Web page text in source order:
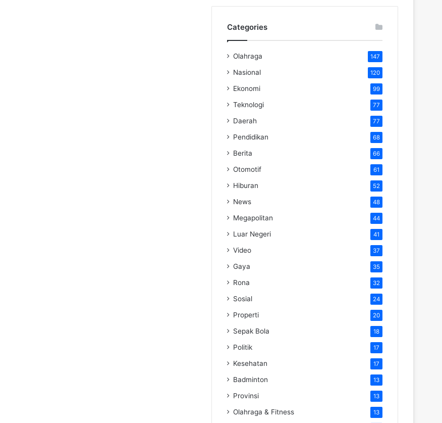
Categories
Olahraga 147
Nasional 120
Ekonomi 99
Teknologi 77
Daerah 77
Pendidikan 68
Berita 66
Otomotif 61
Hiburan 52
News 48
Megapolitan 44
Luar Negeri 41
Video 37
Gaya 35
Rona 32
Sosial 24
Properti 20
Sepak Bola 18
Politik 17
Kesehatan 17
Badminton 13
Provinsi 13
Olahraga & Fitness 13